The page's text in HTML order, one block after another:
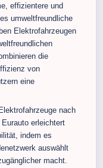
effizientere und
umweltfreundliche
Elektrofahrzeugen
die
von
eine
nach
erleichtert
indem es
auswählt
macht.